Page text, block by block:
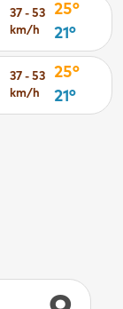
37 - 53
km/h
25°
21°
37 - 53
km/h
25°
21°